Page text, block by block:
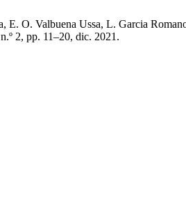
E. O. Valbuena Ussa, L. Garcia
2, pp. 11–20, dic. 2021.